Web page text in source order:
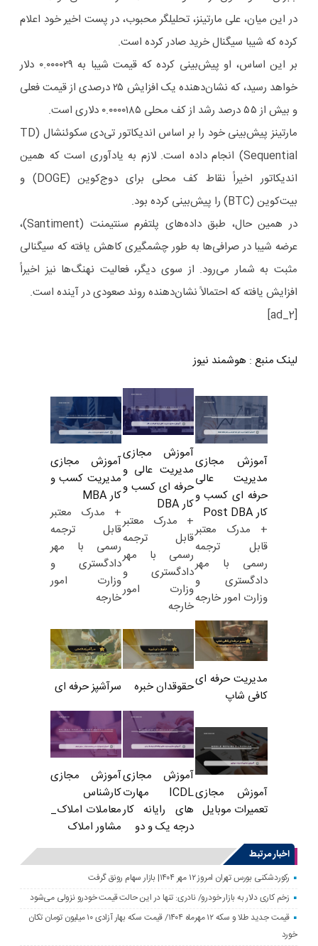
در این میان، علی مارتینز، تحلیلگر محبوب، در پست اخیر خود اعلام
کرده که شیبا سیگنال خرید صادر کرده است.
بر این اساس، او پیش‌بینی کرده که قیمت شیبا به ۰.۰۰۰۰۲۹ دلار
خواهد رسید، که نشان‌دهنده یک افزایش ۲۵ درصدی از قیمت فعلی
و بیش از ۵۵ درصد رشد از کف محلی ۰.۰۰۰۰۱۸۵ دلاری است.
مارتینز پیش‌بینی خود را بر اساس اندیکاتور تی‌دی سکوئنشال (TD
Sequential) انجام داده است. لازم به یادآوری است که همین
اندیکاتور اخیراً نقاط کف محلی برای دوج‌کوین (DOGE) و
بیت‌کوین (BTC) را پیش‌بینی کرده بود.
در همین حال، طبق داده‌های پلتفرم سنتیمنت (Santiment)،
عرضه شیبا در صرافی‌ها به طور چشمگیری کاهش یافته که سیگنالی
مثبت به شمار می‌رود. از سوی دیگر، فعالیت نهنگ‌ها نیز اخیراً
افزایش یافته که احتمالاً نشان‌دهنده روند صعودی در آینده است.
[ad_2]
لینک منبع : هوشمند نیوز
آموزش مجازی
مدیریت عالی
حرفه ای کسب و
کار Post DBA
+ مدرک معتبر
قابل ترجمه
رسمی با مهر
دادگستری و
وزارت امور خارجه
آموزش مجازی
مدیریت عالی و
حرفه ای کسب و
کار DBA
+ مدرک معتبر
قابل ترجمه
رسمی با مهر
دادگستری و
وزارت امور
خارجه
آموزش مجازی
مدیریت کسب و
کار MBA
+ مدرک معتبر
قابل ترجمه
رسمی با مهر
دادگستری و
وزارت امور
خارجه
مدیریت حرفه ای
کافی شاپ
حقوقدان خبره سرآشپز حرفه ای
آموزش مجازی
تعمیرات موبایل
آموزش مجازی
ICDL مهارت
های رایانه کار
درجه یک و دو
آموزش مجازی
کارشناس
معاملات املاک_
مشاور املاک
اخبار مرتبط
رکوردشکنی بورس تهران امروز ۱۲ مهر ۱۴۰۴| بازار سهام رونق گرفت
زخم کاری دلار به بازار خودرو/ نادری: تنها در این حالت قیمت خودرو نزولی می‌شود
قیمت جدید طلا و سکه ۱۲ مهرماه ۱۴۰۴/ قیمت سکه بهار آزادی ۱۰ میلیون تومان تکان
خورد